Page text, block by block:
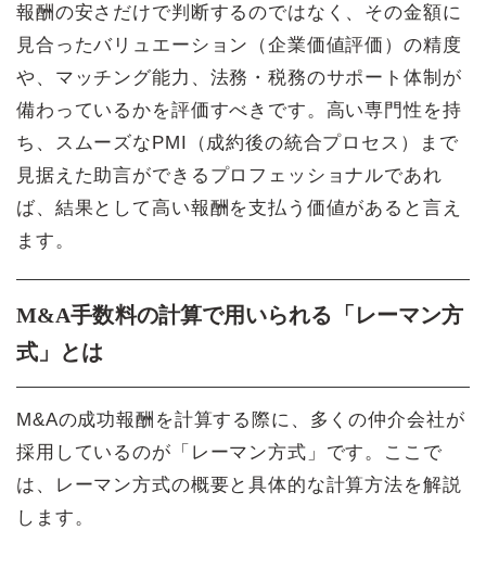
報酬の安さだけで判断するのではなく、その金額に
見合ったバリュエーション（企業価値評価）の精度
や、マッチング能力、法務・税務のサポート体制が
備わっているかを評価すべきです。高い専門性を持
ち、スムーズなPMI（成約後の統合プロセス）まで
見据えた助言ができるプロフェッショナルであれ
ば、結果として高い報酬を支払う価値があると言え
ます。
M&A手数料の計算で用いられる「レーマン方
式」とは
M&Aの成功報酬を計算する際に、多くの仲介会社が
採用しているのが「レーマン方式」です。ここで
は、レーマン方式の概要と具体的な計算方法を解説
します。